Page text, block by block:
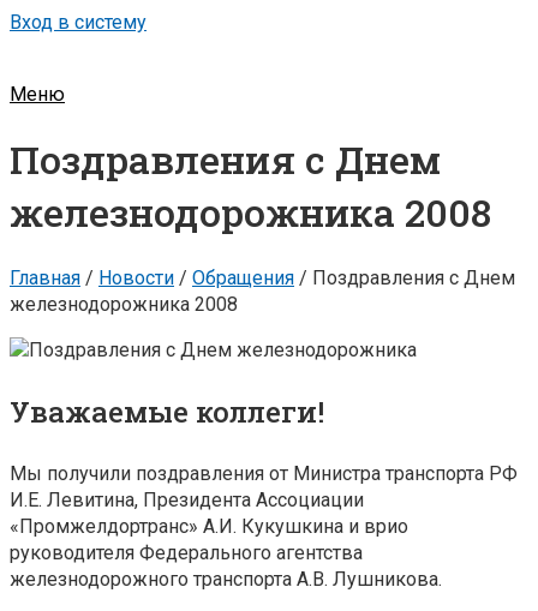
Вход в систему
Меню
Поздравления с Днем
железнодорожника 2008
Главная / Новости / Обращения / Поздравления с Днем
железнодорожника 2008
Уважаемые коллеги!
Мы получили поздравления от Министра транспорта РФ
И.Е. Левитина, Президента Ассоциации
«Промжелдортранс» А.И. Кукушкина и врио
руководителя Федерального агентства
железнодорожного транспорта А.В. Лушникова.